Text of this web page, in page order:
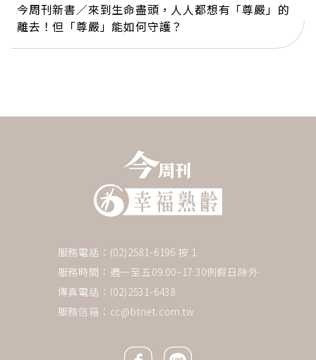
今周刊新書／來到生命盡頭，人人都想有「尊嚴」的
離去！但「尊嚴」能如何守護？
服務電話：(02)2581-6196 按 1
服務時間：週一至五09:00~17:30例假日除外
傳真電話：(02)2531-6438
服務信箱： cc@btnet.com.tw
Facebook icon
Line icon